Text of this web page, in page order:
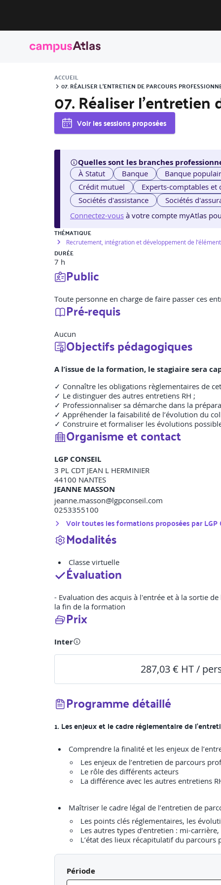
ACCUEIL
07. RÉALISER L’ENTRETIEN DE PARCOURS
07. Réaliser
Voir les sessions proposées
Quelles sont les branches
À Statut Banque Banque
Crédit mutuel
Experts-comptables et
Sociétés d'assistance
Sociétés
Connectez-vous à votre compte myAtlas
THÉMATIQUE
Recrutement, intégration et développement de
DURÉE
7 h
Public
Toute personne en charge de faire passer ces
Pré-requis
Aucun
Objectifs pédagogiques
A l’issue de la formation, le stagiaire sera
✓ Connaître les obligations règlementaires de
✓ Le distinguer des autres entretiens RH ;
✓ Professionnaliser sa démarche dans la
✓ Appréhender la faisabilité de l’évolution du
✓ Construire et formaliser les évolutions
Organisme et contact
LGP CONSEIL
3 PL CDT JEAN L HERMINIER
44100 NANTES
JEANNE MASSON
jeanne.masson@lgpconseil.com
0253355100
Voir toutes les formations proposées parLGP
Modalités
Classe virtuelle
Évaluation
- Evaluation des acquis à l'entrée et à la sortie
la fin de la formation
Prix
Inter
287,03 € HT /
Programme détaillé
1. Les enjeux et le cadre réglementaire de
Les enjeux de l’entretien de parcours
Le rôle des différents acteurs
La différence avec les autres entretiens
Les points clés réglementaires, les
Les autres types d’entretien : mi-
L’état des lieux récapitulatif du parcours
Activité pédagogique : Jeu des 7 différences entre
Période